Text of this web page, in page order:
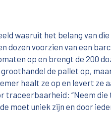
waaruit het belang van
dozen voorzien van een
op en brengt de 200
de pallet op,
haalt ze op en levert
traceerbaarheid: “Neem
moet uniek zijn en door